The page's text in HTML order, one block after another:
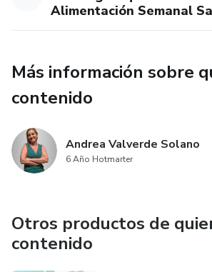
Alimentación Semanal
Más información sobre
contenido
Andrea Valverde Solano
6 Año Hotmarter
Otros productos de
contenido